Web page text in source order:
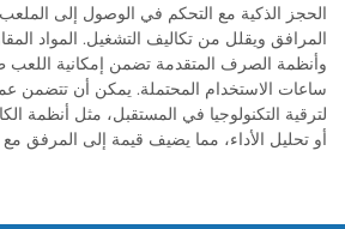
الحجز الذكية مع التحكم في الوصول إلى
المرافق ويقلل من تكاليف التشغيل. المواد
وأنظمة الصرف المتقدمة تضمن إمكانية اللعب
ساعات الاستخدام المحتملة. يمكن أن تتضمن
لترقية التكنولوجيا في المستقبل، مثل أنظمة
أو تحليل الأداء، مما يضيف قيمة إلى المرفق